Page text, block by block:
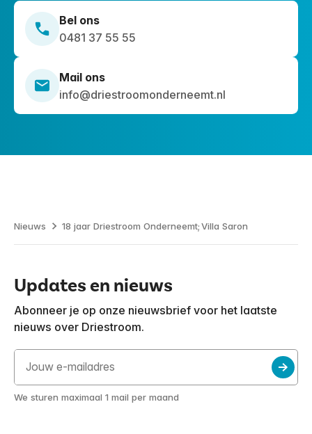
Bel ons
0481 37 55 55
Mail ons
info@driestroomonderneemt.nl
Nieuws 18 jaar Driestroom Onderneemt; Villa Saron
Updates en nieuws
Abonneer je op onze nieuwsbrief voor het laatste
nieuws over Driestroom.
We sturen maximaal 1 mail per maand